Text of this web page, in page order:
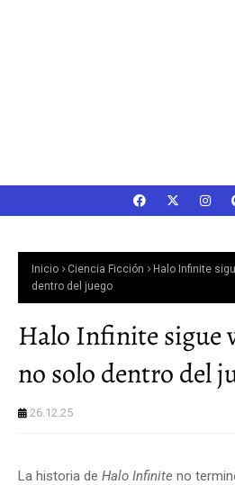
Inicio Ciencia Ficción
Halo Infinite
dentro del juego
Halo Infinite sigue
no solo dentro del
26.12.25
La historia de Halo Infinite no